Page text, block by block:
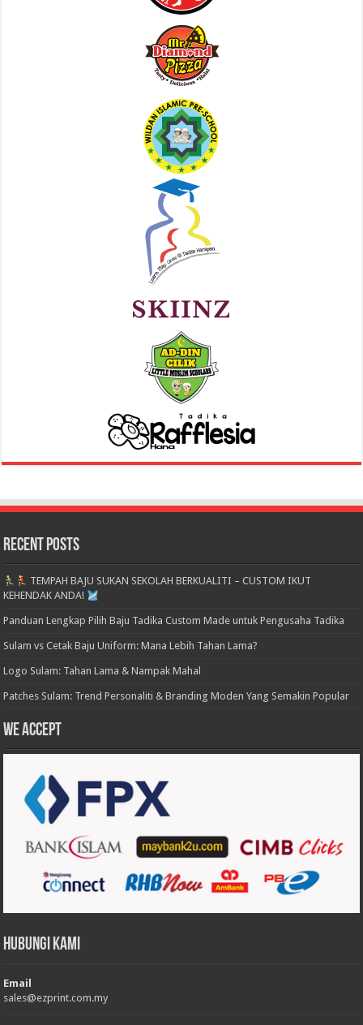
Recent Posts
TEMPAH BAJU SUKAN SEKOLAH BERKUALITI – CUSTOM IKUT
KEHENDAK ANDA!
Panduan Lengkap Pilih Baju Tadika Custom Made untuk Pengusaha Tadika
Sulam vs Cetak Baju Uniform: Mana Lebih Tahan Lama?
Logo Sulam: Tahan Lama & Nampak Mahal
Patches Sulam: Trend Personaliti & Branding Moden Yang Semakin Popular
We accept
Hubungi Kami
Email
sales@ezprint.com.my